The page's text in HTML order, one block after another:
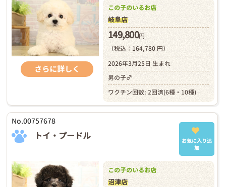
さらに詳しく
この子のいるお店
岐阜店
149,800円
（税込：164,780 円）
2026年3月25日 生まれ
男の子♂
ワクチン回数: 2回済(6種・10種)
No.00757678
トイ・プードル
お気に入り追
加
この子のいるお店
沼津店